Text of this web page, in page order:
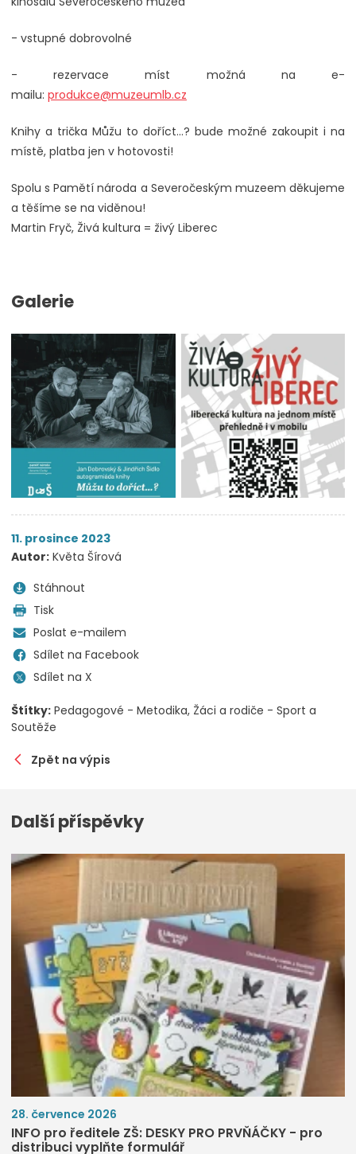
- vstupné dobrovolné
- rezervace míst možná na e-
mailu: produkce@muzeumlb.cz
Knihy a trička Můžu to doříct...? bude možné zakoupit i na
místě, platba jen v hotovosti!
Spolu s Pamětí národa a Severočeským muzeem děkujeme
a těšíme se na viděnou!
Martin Fryč, Živá kultura = živý Liberec
Galerie
11. prosince 2023
Autor: Květa Šírová
Stáhnout
Tisk
Poslat e-mailem
Sdílet na Facebook
Sdílet na X
Štítky: Pedagogové - Metodika Žáci a rodiče - Sport a
Soutěže
Zpět na výpis
Další příspěvky
28. července 2026
INFO pro ředitele ZŠ: DESKY PRO PRVŇÁČKY - pro
distribuci vyplňte formulář